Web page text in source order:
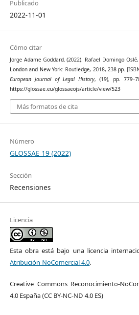
Publicado
2022-11-01
Cómo citar
Jorge Adame Goddard. (2022). Rafael Domingo
London and New York: Routledge, 2018, 238 pp.
European Journal of Legal History, (19), pp.
https://glossae.eu/glossaeojs/article/view/523
Más formatos de cita
Número
GLOSSAE 19 (2022)
Sección
Recensiones
Licencia
Esta obra está bajo una licencia
Atribución-NoComercial 4.0.
Creative Commons Reconocimiento-
4.0 España (CC BY-NC-ND 4.0 ES)